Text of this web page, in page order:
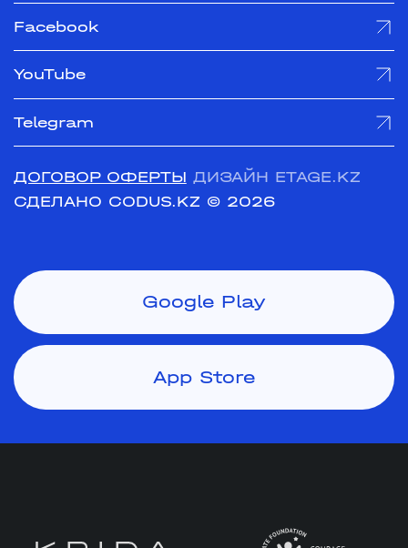
Facebook
YouTube
Telegram
ДОГОВОР ОФЕРТЫ ДИЗАЙН ETAGE.KZ
СДЕЛАНО CODUS.KZ © 2026
Google Play
App Store